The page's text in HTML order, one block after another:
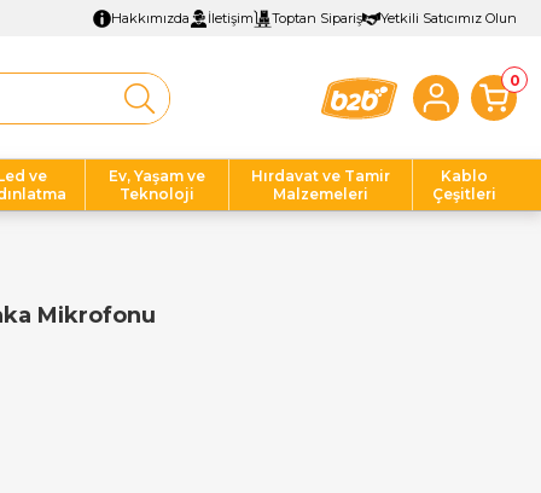
Hakkımızda İletişim Toptan Sipariş Yetkili Satıcımız Olun
0
ve
Ev, Yaşam ve
Teknoloji
Hırdavat ve Tamir
Malzemeleri
Kablo
Çeşitleri
Mikrofonu